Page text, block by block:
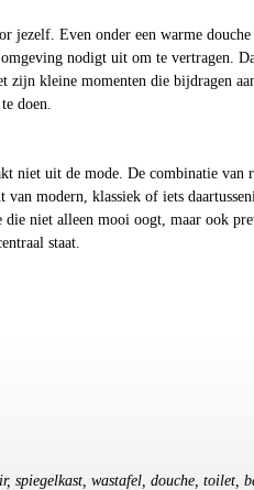
jezelf. Even onder een warme douche
nodigt uit om te vertragen.
kleine momenten die bijdragen
doen.
niet uit de mode. De combinatie van
modern, klassiek of iets
die niet alleen mooi oogt, maar ook
staat.
spiegelkast, wastafel, douche, toilet,